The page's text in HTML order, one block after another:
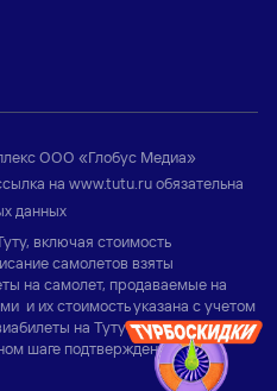
ООО «Глобус Медиа»
на www.tutu.ruобязательна
данных
включая стоимость
самолетов взяты
на самолет, продаваемые на
и их стоимость указана с учетом
на Туту и узнайте
шаге подтверждения заказа